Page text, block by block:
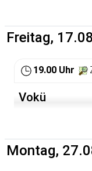
via
http://
gibt es beim
http://
http://
Freitag,
19.00 Uhr
Vokü
Montag,